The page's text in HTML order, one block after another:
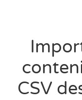
CSV